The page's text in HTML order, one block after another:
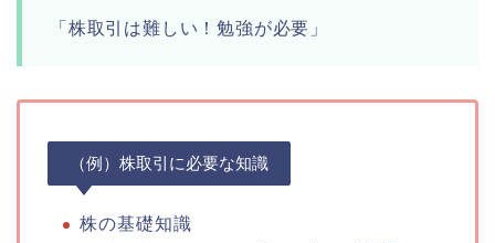
「株取引は難しい！勉強が必要」
（例）株取引に必要な知識
株の基礎知識